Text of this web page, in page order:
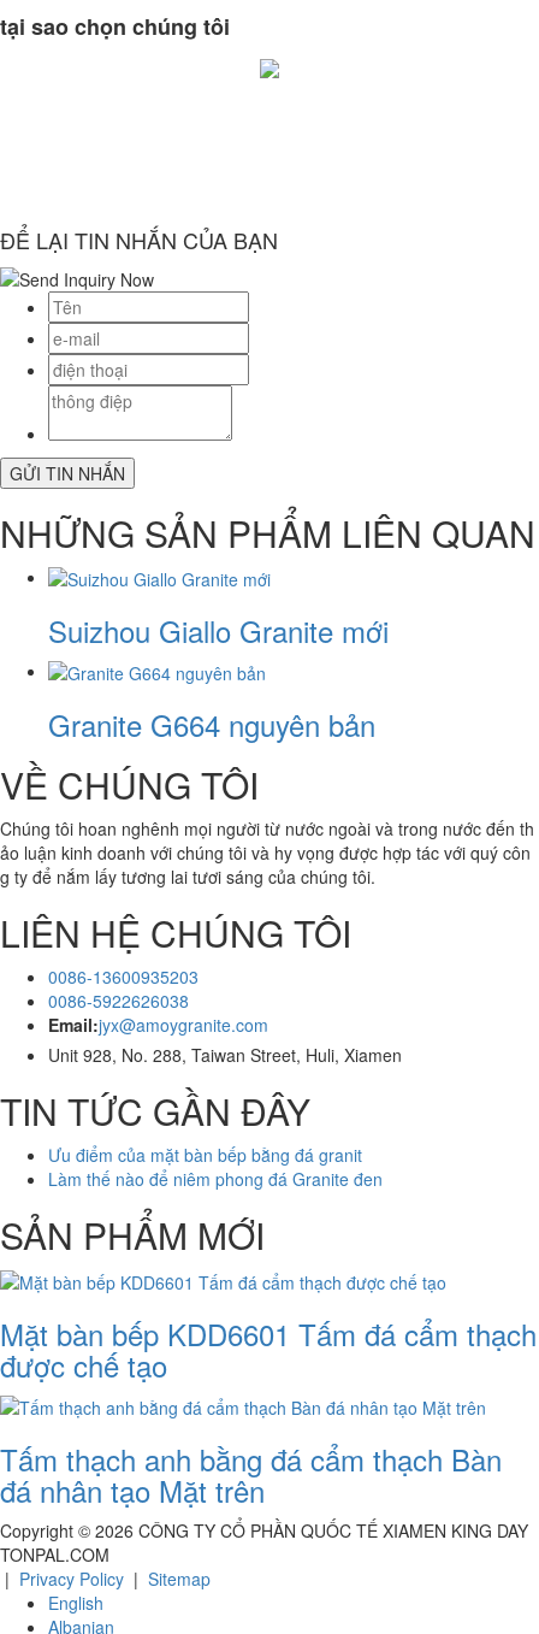
tại sao chọn chúng tôi
ĐỂ LẠI TIN NHẮN CỦA BẠN
NHỮNG SẢN PHẨM LIÊN QUAN
Suizhou Giallo Granite mới
Granite G664 nguyên bản
VỀ CHÚNG TÔI
Chúng tôi hoan nghênh mọi người từ nước ngoài và trong nước đến th
ảo luận kinh doanh với chúng tôi và hy vọng được hợp tác với quý côn
g ty để nắm lấy tương lai tươi sáng của chúng tôi.
LIÊN HỆ CHÚNG TÔI
0086-13600935203
0086-5922626038
Email:jyx@amoygranite.com
Unit 928, No. 288, Taiwan Street, Huli, Xiamen
TIN TỨC GẦN ĐÂY
Ưu điểm của mặt bàn bếp bằng đá granit
Làm thế nào để niêm phong đá Granite đen
SẢN PHẨM MỚI
Mặt bàn bếp KDD6601 Tấm đá cẩm thạch
được chế tạo
Tấm thạch anh bằng đá cẩm thạch Bàn
đá nhân tạo Mặt trên
Copyright © 2026 CÔNG TY CỔ PHẦN QUỐC TẾ XIAMEN KING DAY
TONPAL.COM
| Privacy Policy | Sitemap
English
Albanian